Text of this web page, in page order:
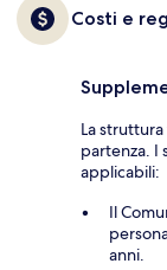
Costi e
La
partenza. I
applicabili:
Il
anni.